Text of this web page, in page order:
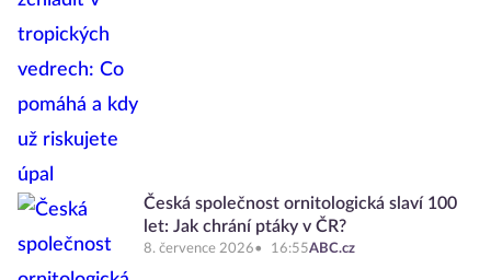
Česká společnost ornitologická slaví 100
let: Jak chrání ptáky v ČR?
8. července 2026 16:55ABC.cz